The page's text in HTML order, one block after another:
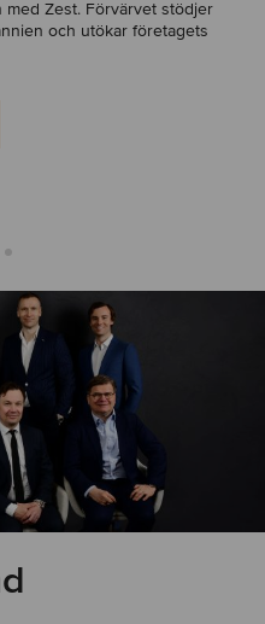
med Zest. Förvärvet stödjer
och utökar företagets